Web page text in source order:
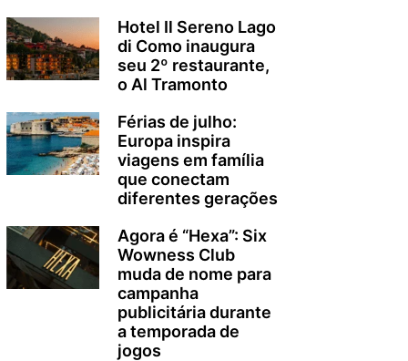
Hotel Il Sereno Lago
di Como inaugura
seu 2º restaurante,
o Al Tramonto
Férias de julho:
Europa inspira
viagens em família
que conectam
diferentes gerações
Agora é “Hexa”: Six
Wowness Club
muda de nome para
campanha
publicitária durante
a temporada de
jogos